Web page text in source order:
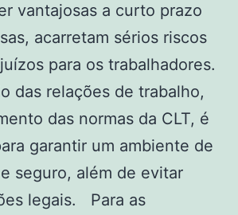
vantajosas a curto prazo
acarretam sérios riscos
para os trabalhadores.
das relações de trabalho,
das normas da CLT, é
garantir um ambiente de
seguro, além de evitar
legais. Para as